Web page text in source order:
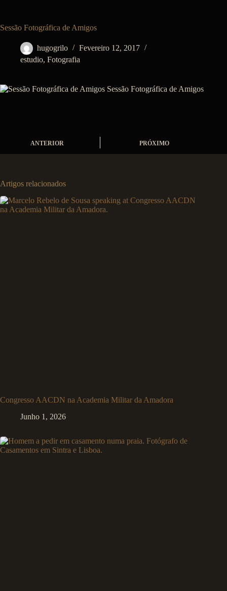
Sessão Fotográfica de Amigos
hugogrilo
Fevereiro 12, 2017
estudio, Fotografia
ANTERIOR PRÓXIMO
Artigos relacionados
Congresso AACDN na Academia Militar da Amadora
Junho 1, 2026